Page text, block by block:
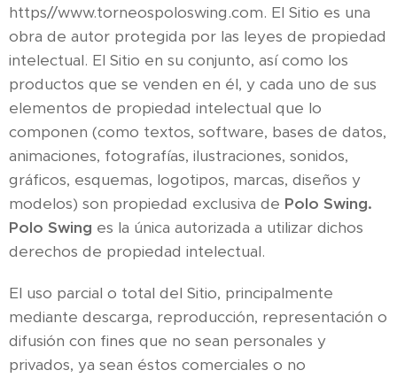
https//www.torneospoloswing.com. El Sitio es una
obra de autor protegida por las leyes de propiedad
intelectual. El Sitio en su conjunto, así como los
productos que se venden en él, y cada uno de sus
elementos de propiedad intelectual que lo
componen (como textos, software, bases de datos,
animaciones, fotografías, ilustraciones, sonidos,
gráficos, esquemas, logotipos, marcas, diseños y
modelos) son propiedad exclusiva de Polo Swing.
Polo Swing es la única autorizada a utilizar dichos
derechos de propiedad intelectual.
El uso parcial o total del Sitio, principalmente
mediante descarga, reproducción, representación o
difusión con fines que no sean personales y
privados, ya sean éstos comerciales o no